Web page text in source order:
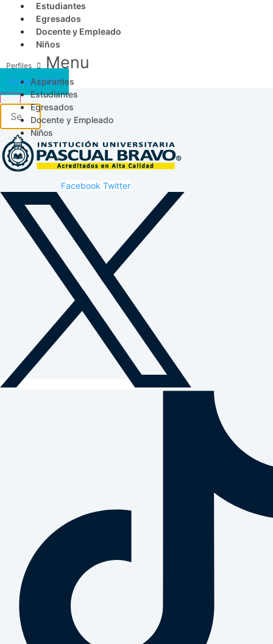
Estudiantes
Egresados
Docente y Empleado
Niños
Menu
Aspirantes
Estudiantes
Egresados
Docente y Empleado
Niños
Acceso SICAU
Facebook Twitter